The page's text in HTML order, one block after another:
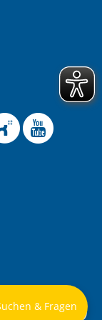
& Fragen